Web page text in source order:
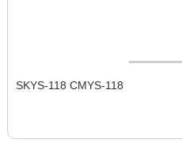
SKYS-118 CMYS-118